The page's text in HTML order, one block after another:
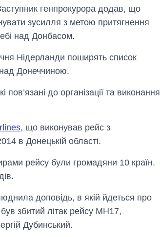
генпрокурора додав, що
зусилля з метою притягнення
над Донбасом.
Нідерланди поширять список
над Донеччиною.
до організації та виконання
, що виконував рейс з
в Донецькій області.
рейсу були громадяни 10 країн.
доповідь, в якій йдеться про
збитий літак рейсу MH17,
Дубинський.
чипи за останні
роки і що
прогнозують на